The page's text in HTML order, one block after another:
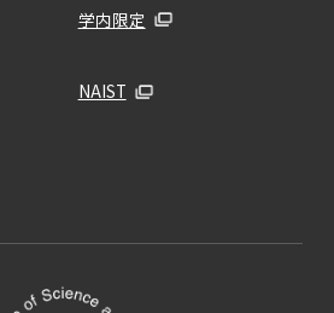
学内限定
NAIST